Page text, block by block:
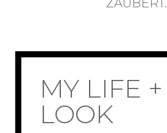
MY LIFE +
LOOK